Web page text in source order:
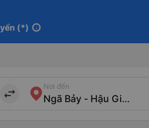
(*) info
import_export
Nơi đến